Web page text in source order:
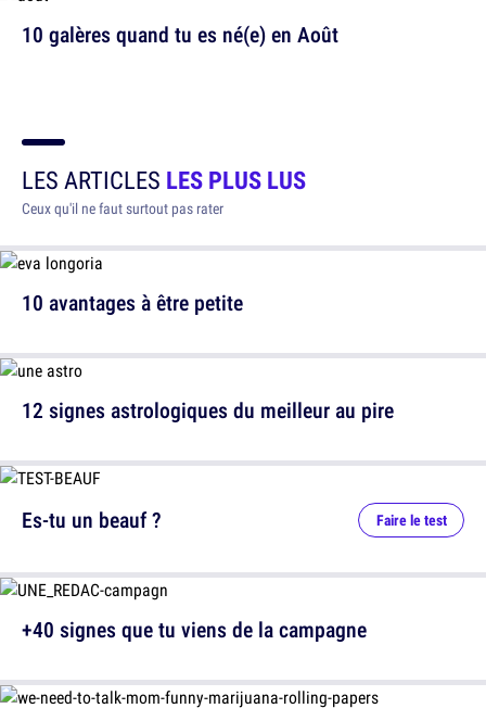
10 galères quand tu es né(e) en Août
LES ARTICLES LES PLUS LUS
Ceux qu'il ne faut surtout pas rater
10 avantages à être petite
12 signes astrologiques du meilleur au pire
Es-tu un beauf ? Faire le test
+40 signes que tu viens de la campagne